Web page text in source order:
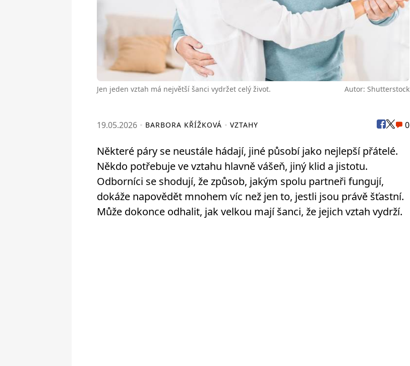
Jen jeden vztah má největší šanci vydržet celý život. Autor: Shutterstock
19.05.2026 BARBORA KŘÍŽKOVÁ VZTAHY 0
Některé páry se neustále hádají, jiné působí jako nejlepší přátelé.
Někdo potřebuje ve vztahu hlavně vášeň, jiný klid a jistotu.
Odborníci se shodují, že způsob, jakým spolu partneři fungují,
dokáže napovědět mnohem víc než jen to, jestli jsou právě šťastní.
Může dokonce odhalit, jak velkou mají šanci, že jejich vztah vydrží.